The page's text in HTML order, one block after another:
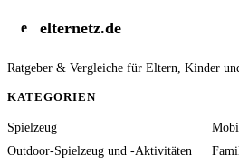
e elternetz.de
Ratgeber & Vergleiche für Eltern, Kinder
KATEGORIEN
Spielzeug
Outdoor-Spielzeug und -Aktivitäten